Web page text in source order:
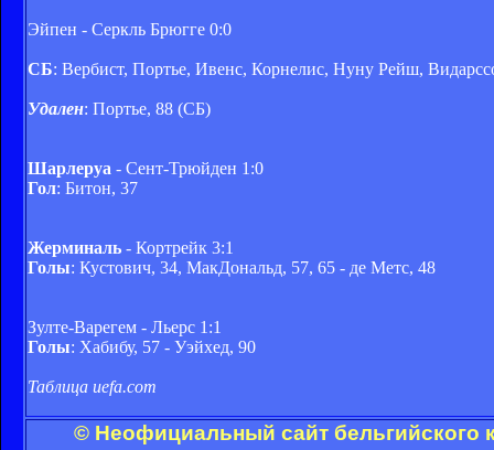
Эйпен - Серкль Брюгге 0:0
СБ: Вербист, Портье, Ивенс, Корнелис, Нуну Рейш,
Удален: Портье, 88 (СБ)
Шарлеруа - Сент-Трюйден 1:0
Гол: Битон, 37
Жерминаль - Кортрейк 3:1
Голы: Кустович, 34, МакДональд, 57, 65 - де Метс, 48
Зулте-Варегем - Льерс 1:1
Голы: Хабибу, 57 - Уэйхед, 90
Таблица uefa.com
© Неофициальный сайт бельгийского